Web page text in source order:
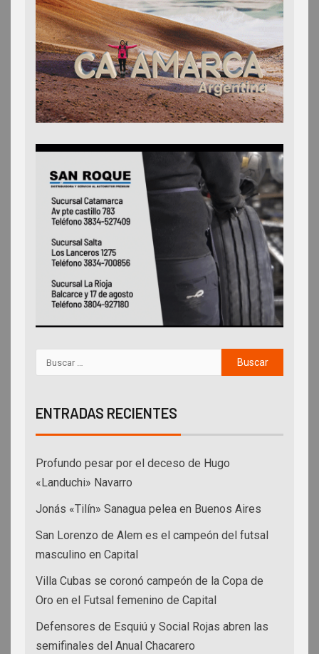
ENTRADAS RECIENTES
Profundo pesar por el deceso de Hugo
«Landuchi» Navarro
Jonás «Tilín» Sanagua pelea en Buenos Aires
San Lorenzo de Alem es el campeón del futsal
masculino en Capital
Villa Cubas se coronó campeón de la Copa de
Oro en el Futsal femenino de Capital
Defensores de Esquiú y Social Rojas abren las
semifinales del Anual Chacarero